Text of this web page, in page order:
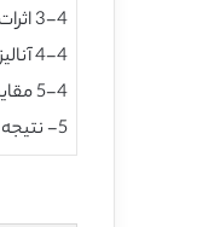
3-4 اثرات پارامترهای هندسی بر عملکرد حرارتی- هیدرولیکی
4-4 آنالیزهای تولید آنتروپی
5-4 مقایسه با کارهای قبلی
5- نتیجه گیری